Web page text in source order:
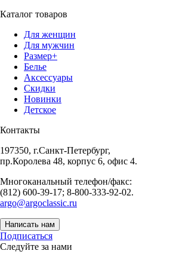
Каталог товаров
Для женщин
Для мужчин
Размер+
Белье
Аксессуары
Скидки
Новинки
Детское
Контакты
197350, г.Санкт-Петербург,
пр.Королева 48, корпус 6, офис 4.
Многоканальный телефон/факс:
(812) 600-39-17; 8-800-333-92-02.
argo@argoclassic.ru
Написать нам
Подписаться
Следуйте за нами